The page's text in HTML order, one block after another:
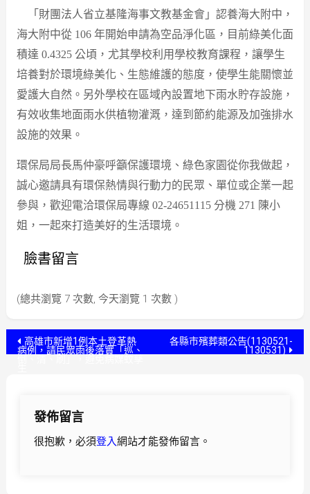
「財團法人省立基隆海事文教基金會」認養海大附中，
海大附中從 106 年開始申請為空品淨化區，目前綠美化面
積達 0.4325 公頃，尤其學校利用學校教育課程，讓學生
培養對於環境綠美化、生態維護的態度，使學生能關懷並
愛護大自然。另外學校在區域內設置地下雨水貯存設施，
有效收集地面雨水供植物灌溉，達到節約能源及加強排水
設施的效果。
環保局局長馬仲豪呼籲保護環境、綠色家園從你我做起，
誠心邀請具有環保熱情與行動力的民眾、單位或企業一起
參與，歡迎電洽環保局專線 02-24651115 分機 271 陳小
姐，一起來打造美好的生活環境。
臉書留言
(總共瀏覽 7 次數, 今天瀏覽 1 次數 )
文高雄市新增1例本土登革熱
病例，請民眾雨後落實「巡、
各縣市殯葬類公告(1130521-
1130531)
發佈留言
很抱歉，必須登入網站才能發佈留言。